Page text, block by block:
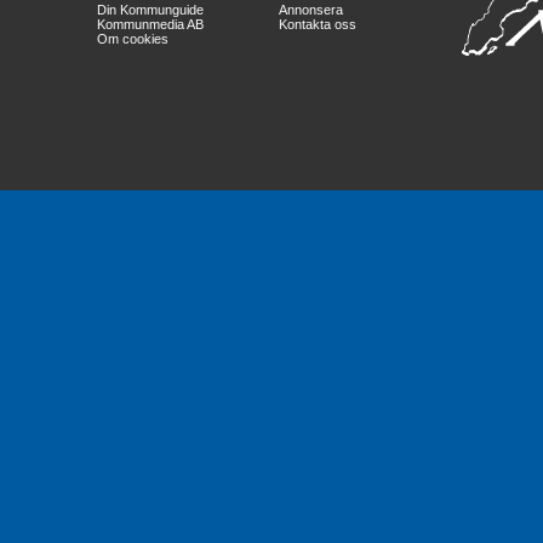
Din Kommunguide
Kommunmedia AB
Om cookies
Annonsera
Kontakta oss